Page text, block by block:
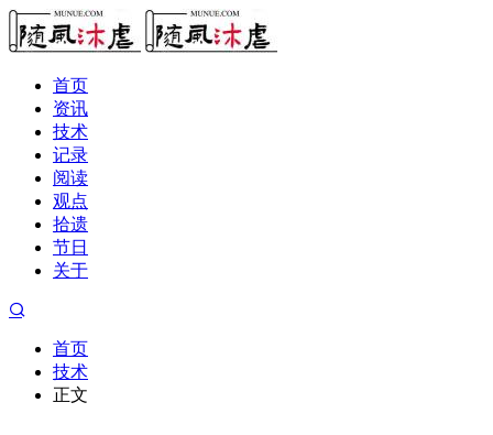
首页
资讯
技术
记录
阅读
观点
拾遗
节日
关于
首页
技术
正文